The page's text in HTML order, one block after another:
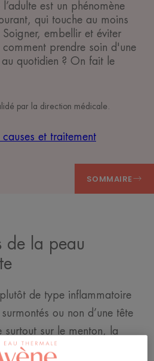
est un phénomène
qui touche au moins
embellir et éviter
comment prendre soin d'une
quotidien ? On fait le
par la direction médicale
causes et traitement
SOMMAIRE
de la peau
de type inflammatoire
ou non d’une tête
surtout sur le menton, la
du cou. Si l'acné n'est pas